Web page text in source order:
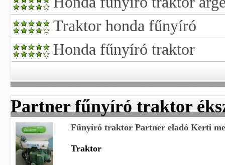
Traktor honda fűnyíró
Honda fűnyíró traktor
Partner fűnyíró traktor
Fűnyíró traktor Partner eladó Kerti
Traktor